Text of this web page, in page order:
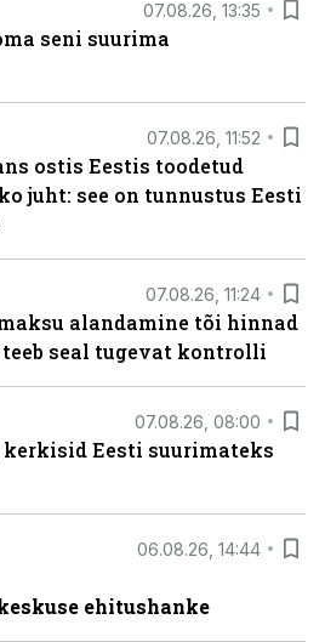
07.08.26, 13:35
seni suurima
07.08.26, 11:52
ostis Eestis toodetud
juht: see on tunnustus Eesti
07.08.26, 11:24
alandamine tõi hinnad
seal tugevat kontrolli
07.08.26, 08:00
kerkisid Eesti suurimateks
06.08.26, 14:44
ehitushanke